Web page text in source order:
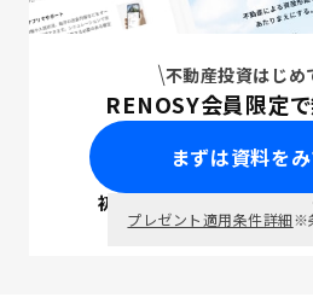
不動産投資はじめ
RENOSY会員限定で
まずは資料を
初回面談で ポイン
プレゼント適用条件詳細※